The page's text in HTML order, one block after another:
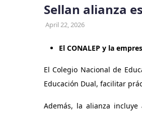
Sellan alianza
April 22, 2026
El CONALEP y la
El Colegio Nacional de
Educación Dual, facilitar
Además, la alianza